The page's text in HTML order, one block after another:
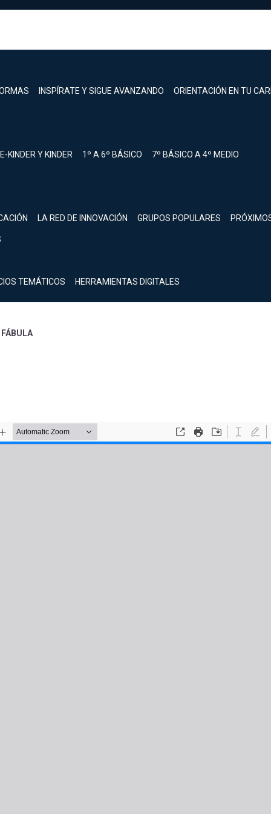
INSPÍRATE Y SIGUE AVANZANDO ORIENTACIÓN EN TU
KINDER Y KINDER 1º A 6º BÁSICO 7º BÁSICO A 4º MEDIO
LA RED DE INNOVACIÓN GRUPOS POPULARES
TEMÁTICOS HERRAMIENTAS DIGITALES
Inicia sesión.